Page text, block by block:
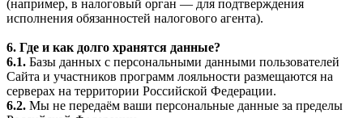
(например, в налоговый орган — для подтверждения
исполнения обязанностей налогового агента).
6. Где и как долго хранятся данные?
6.1. Базы данных с персональными данными пользователей
Сайта и участников программ лояльности размещаются на
серверах на территории Российской Федерации.
6.2. Мы не передаём ваши персональные данные за пределы